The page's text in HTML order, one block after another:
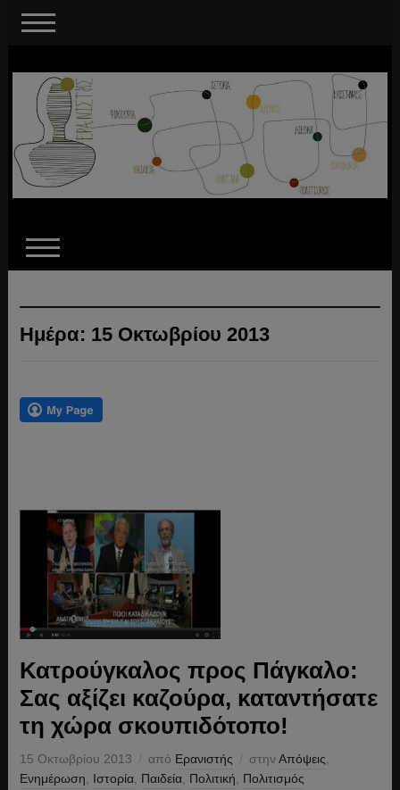
Ημέρα: 15 Οκτωβρίου 2013
Κατρούγκαλος προς Πάγκαλο:
Σας αξίζει καζούρα, καταντήσατε
τη χώρα σκουπιδότοπο!
15 Οκτωβρίου 2013 από Ερανιστής στηνΑπόψεις
Ενημέρωση
Ιστορία, Παιδεία, Πολιτική Πολιτισμός